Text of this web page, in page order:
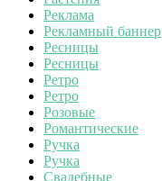
Реклама
Рекламный баннер
Ресницы
Ресницы
Ретро
Ретро
Розовые
Романтические
Ручка
Ручка
Свадебные